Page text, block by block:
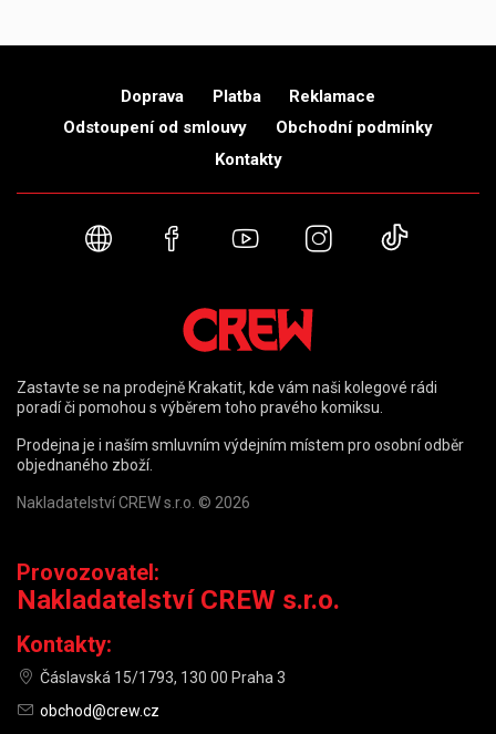
Doprava Platba
Reklamace
Odstoupení od smlouvy
Obchodní podmínky
Kontakty
Webové stránky
FacebookYouTubeInstagram
Zastavte se na prodejně Krakatit, kde vám naši kolegové rádi
poradí či pomohou s výběrem toho pravého komiksu.
Prodejna je i naším smluvním výdejním místem pro osobní odběr
objednaného zboží.
Nakladatelství CREW s.r.o. © 2026
Provozovatel:
Nakladatelství CREW s.r.o.
Kontakty:
Čáslavská 15/1793, 130 00 Praha 3
obchod@crew.cz